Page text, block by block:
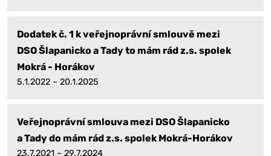
Dodatek č. 1 k veřejnoprávní smlouvě mezi
DSO Šlapanicko a Tady to mám rád z.s. spolek
Mokrá - Horákov
5.1.2022 – 20.1.2025
Veřejnoprávní smlouva mezi DSO Šlapanicko
a Tady do mám rád z.s. spolek Mokrá-Horákov
23.7.2021 – 29.7.2024